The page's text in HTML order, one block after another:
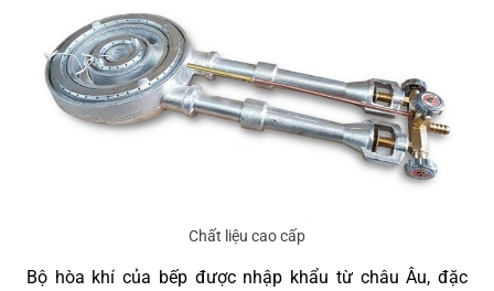
Chất liệu cao cấp
Bộ hòa khí của bếp được nhập khẩu từ châu Âu, đặc